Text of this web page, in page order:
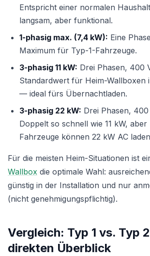
Entspricht einer normalen
langsam, aber funktional.
1-phasig max. (7,4 kW): Eine
Maximum für Typ-1-Fahrzeuge.
3-phasig 11 kW: Drei Phasen, 400
Standardwert für Heim-Wallboxen
— ideal fürs Übernachtladen.
3-phasig 22 kW: Drei Phasen, 400
Doppelt so schnell wie 11 kW, aber
Fahrzeuge können 22 kW AC
Für die meisten Heim-Situationen ist
Wallbox die optimale Wahl:
günstig in der Installation und nur
(nicht genehmigungspflichtig).
Vergleich: Typ 1 vs. Typ
direkten Überblick